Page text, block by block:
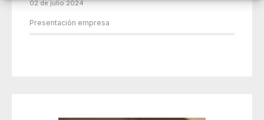
02 de julio 2024
Presentación empresa